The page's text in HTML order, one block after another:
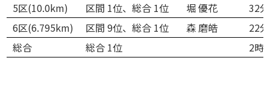
5区(10.0km)
区間 1位、総合 1位 堀 優花
32
6区(6.795km)
区間 9位、総合 1位 森 磨皓
22
総合
総合 1位 2時